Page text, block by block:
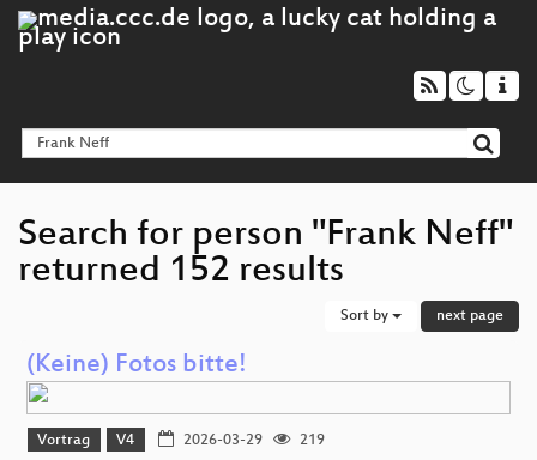
Search for person "Frank Neff"
returned 152 results
Sort by next page
(Keine) Fotos bitte!
Vortrag V4 2026-03-29
219